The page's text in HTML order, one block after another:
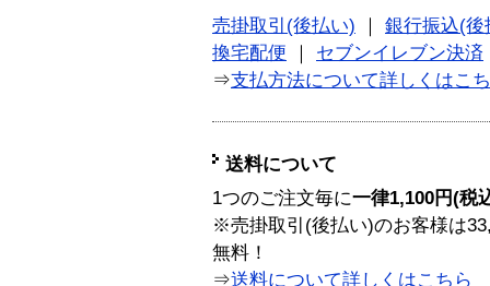
売掛取引(後払い) ｜ 銀行振込(後
換宅配便 ｜ セブンイレブン決済
⇒支払方法について詳しくはこ
送料について
1つのご注文毎に一律1,100円(税
※売掛取引(後払い)のお客様は
無料！
⇒送料について詳しくはこちら